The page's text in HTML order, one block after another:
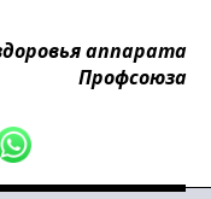
аппарата
Профсоюза